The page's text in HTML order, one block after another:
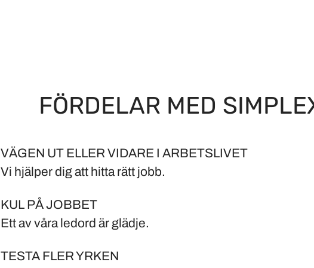
FÖRDELAR MED
VÄGEN UT ELLER VIDARE I ARBETSLIVET
Vi hjälper dig att hitta rätt jobb.
KUL PÅ JOBBET
Ett av våra ledord är glädje.
TESTA FLER YRKEN